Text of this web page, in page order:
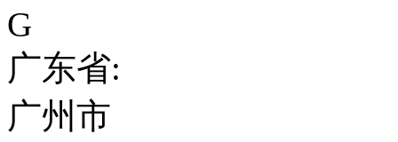
G
广东省:
广州市